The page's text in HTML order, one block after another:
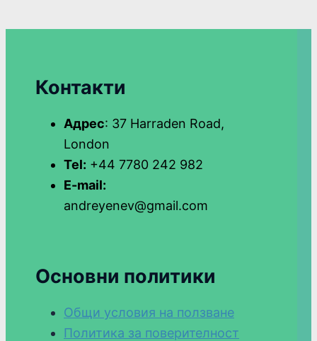
Контакти
Адрес: 37 Harraden Road,
London
Tel: +44 7780 242 982
E-mail:
andreyenev@gmail.com
Основни политики
Общи условия на ползване
Политика за поверителност